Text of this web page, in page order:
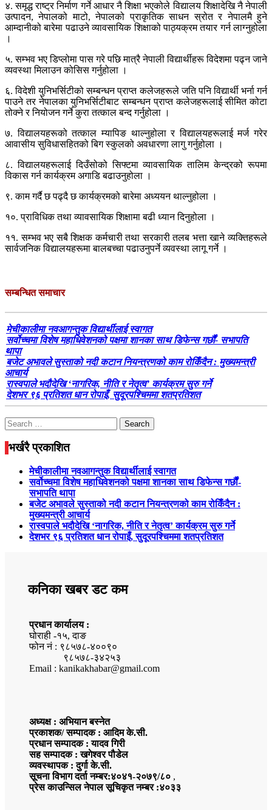
४. समृद्ध राष्ट्र निर्माण गर्ने आधार नै शिक्षा भएकोले विद्यालय शिक्षादेखि नै नेपाली
उत्पादन, नेपालको माटो, नेपालको प्राकृतिक साधन स्रोत र नेपालमै हुने
आम्दानीको बारेमा पढाउने व्यावसायिक शिक्षाको पाठ्यक्रम तयार गर्न लाग्नुहोला
।
५. सम्भव भए डिप्लोमा पास गरे पछि मात्रै नेपाली विद्यार्थीहरू विदेशमा पढ्न जाने
व्यवस्था मिलाउन कोसिस गर्नुहोला ।
६. विदेशी युनिभर्सिटीको सम्बन्धन प्राप्त कलेजहरूले जति पनि विद्यार्थी भर्ना गर्न
पाउने तर नेपालका युनिभर्सिटीबाट सम्बन्धन प्राप्त कलेजहरूलाई सीमित कोटा
तोक्ने र नियोजन गर्ने कुरा तत्काल बन्द गर्नुहोला ।
७. विद्यालयहरूको तत्काल म्यापिङ थाल्नुहोला र विद्यालयहरूलाई मर्ज गरेर
आवासीय सुविधासहितको बिग स्कुलको अवधारणा लागु गर्नुहोला ।
८. विद्यालयहरूलाई दिउँसोको सिफ्टमा व्यावसायिक तालिम केन्द्रको रूपमा
विकास गर्न कार्यक्रम अगाडि बढाउनुहोला ।
९. काम गर्दै छ पढ्दै छ कार्यक्रमको बारेमा अध्ययन थाल्नुहोला ।
१०. प्राविधिक तथा व्यावसायिक शिक्षामा बढी ध्यान दिनुहोला ।
११. सम्भव भए सबै शिक्षक कर्मचारी तथा सरकारी तलब भत्ता खाने व्यक्तिहरूले
सार्वजनिक विद्यालयहरूमा बालबच्चा पढाउनुपर्ने व्यवस्था लागू गर्ने ।
सम्बन्धित समाचार
मेचीकालीमा नवआगन्तुक विद्यार्थीलाई स्वागत
सर्वोच्चमा विशेष महाधिवेशनको पक्षमा शानका साथ डिफेन्स गर्छौं- सभापति
थापा
बजेट अभावले सुस्ताको नदी कटान नियन्त्रणको काम रोकिँदैन : मुख्यमन्त्री
आचार्य
रास्वपाले भदौदेखि ‘नागरिक, नीति र नेतृत्व’ कार्यक्रम सुरु गर्ने
देशभर ९६ प्रतिशत धान रोपाइँ, सुदूरपश्चिममा शतप्रतिशत
Search
for:
भर्खरै प्रकाशित
मेचीकालीमा नवआगन्तुक विद्यार्थीलाई स्वागत
सर्वोच्चमा विशेष महाधिवेशनको पक्षमा शानका साथ डिफेन्स गर्छौं-
सभापति थापा
बजेट अभावले सुस्ताको नदी कटान नियन्त्रणको काम रोकिँदैन :
मुख्यमन्त्री आचार्य
रास्वपाले भदौदेखि ‘नागरिक, नीति र नेतृत्व’ कार्यक्रम सुरु गर्ने
देशभर ९६ प्रतिशत धान रोपाइँ, सुदूरपश्चिममा शतप्रतिशत
कनिका खबर डट कम
प्रधान कार्यालय :
घोराही -१५, दाङ
फोन नं : ९८५७८-४००९०
९८५७८-३४२५३
Email : kanikakhabar@gmail.com
अध्यक्ष : अभियान बस्नेत
प्रकाशक/ सम्पादक : आदिम के.सी.
प्रधान सम्पादक : यादव गिरी
सह सम्पादक : खगेश्वर पौडेल
व्यवस्थापक : दुर्गा के.सी.
सूचना विभाग दर्ता नम्बर:४०४१-२०७९/८० ,
प्रेस काउन्सिल नेपाल सूचिकृत नम्बर :४०३३